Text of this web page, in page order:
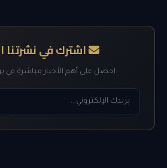
اشترك في نشرتنا
احصل على أهم الأخبار مباشرة في